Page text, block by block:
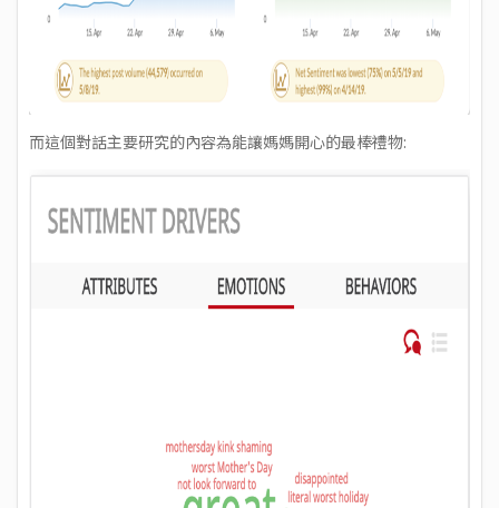
而這個對話主要研究的內容為能讓媽媽開心的最棒禮物: